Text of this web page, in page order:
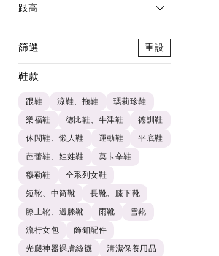
跟高
篩選 重設
鞋款
跟鞋 涼鞋、拖鞋
瑪莉珍鞋
樂福鞋
德比鞋、牛津鞋
德訓鞋
休閒鞋、懶人鞋
運動鞋
平底鞋
芭蕾鞋、娃娃鞋
莫卡辛鞋
穆勒鞋
全系列女鞋
短靴、中筒靴
長靴、膝下靴
膝上靴、過膝靴
雨靴
雪靴
流行女包
飾釦配件
光腿神器裸膚絲襪
清潔保養用品